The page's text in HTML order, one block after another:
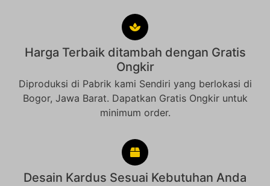
Harga Terbaik ditambah dengan Gratis
Ongkir
Diproduksi di Pabrik kami Sendiri yang berlokasi di
Bogor, Jawa Barat. Dapatkan Gratis Ongkir untuk
minimum order.
Desain Kardus Sesuai Kebutuhan Anda